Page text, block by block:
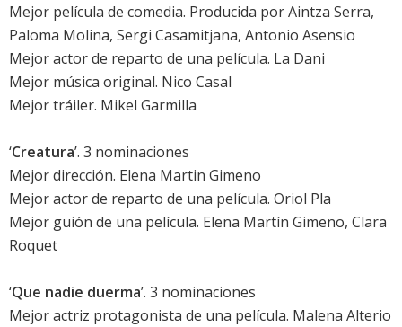
Mejor película de comedia. Producida por Aintza Serra,
Paloma Molina, Sergi Casamitjana, Antonio Asensio
Mejor actor de reparto de una película. La Dani
Mejor música original. Nico Casal
Mejor tráiler. Mikel Garmilla
‘Creatura’. 3 nominaciones
Mejor dirección. Elena Martin Gimeno
Mejor actor de reparto de una película. Oriol Pla
Mejor guión de una película. Elena Martín Gimeno, Clara
Roquet
‘Que nadie duerma’. 3 nominaciones
Mejor actriz protagonista de una película. Malena Alterio